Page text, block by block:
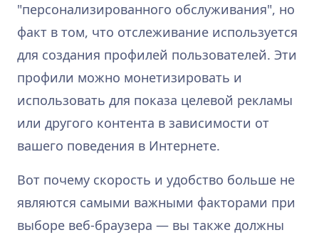
"персонализированного обслуживания", но
факт в том, что отслеживание используется
для создания профилей пользователей. Эти
профили можно монетизировать и
использовать для показа целевой рекламы
или другого контента в зависимости от
вашего поведения в Интернете.
Вот почему скорость и удобство больше не
являются самыми важными факторами при
выборе веб-браузера — вы также должны